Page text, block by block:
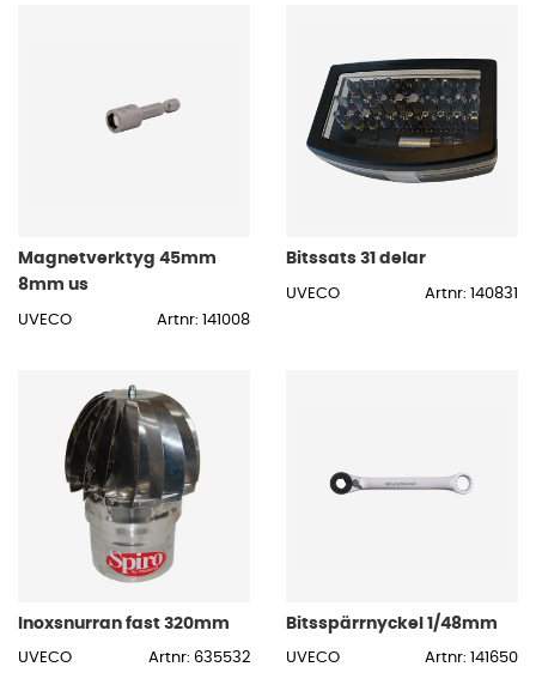
Magnetverktyg 45mm
8mm us
UVECO Artnr: 141008
Bitssats 31 delar
UVECO Artnr: 140831
Inoxsnurran fast 320mm
UVECO Artnr: 635532
Bitsspärrnyckel 1/48mm
UVECO Artnr: 141650